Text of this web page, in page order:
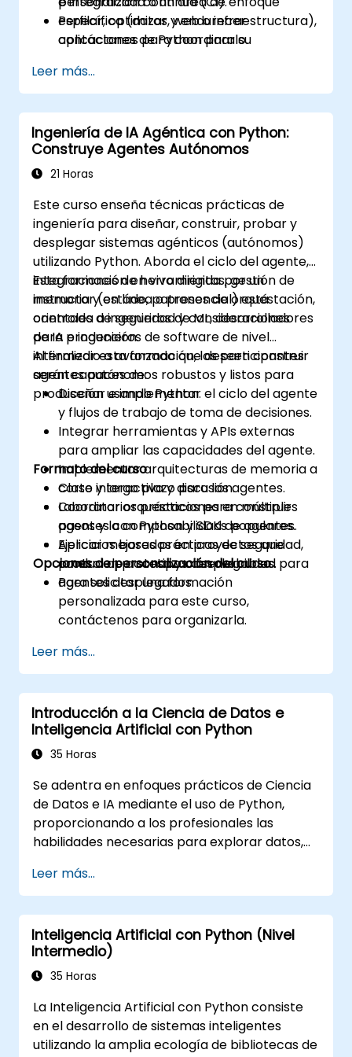
Perfilar, optimizar y endurecer
aplicaciones de Python para su
Empaquetar, distribuir e implementar
proyectos de Python utilizando
herramientas modernas y contenedores.
específica (datos, web o infraestructura),
contáctanos para coordinarlo.
Leer más...
Ingeniería de IA Agéntica con Python:
Construye Agentes Autónomos
21 Horas
Este curso enseña técnicas prácticas de
ingeniería para diseñar, construir, probar y
desplegar sistemas agénticos (autónomos)
utilizando Python. Aborda el ciclo del agente,
integraciones de herramientas, gestión de
memoria y estado, patrones de orquestación,
controles de seguridad y consideraciones
para producción.
Esta formación en vivo dirigida por un
instructor (en línea o presencial) está
orientada a ingenieros de ML, desarrolladores
de IA e ingenieros de software de nivel
intermedio a avanzado que deseen construir
agentes autónomos robustos y listos para
producción usando Python.
Al finalizar esta formación, los participantes
serán capaces de:
Diseñar e implementar el ciclo del agente
y flujos de trabajo de toma de decisiones.
Integrar herramientas y APIs externas
para ampliar las capacidades del agente.
Implementar arquitecturas de memoria a
corto y largo plazo para los agentes.
Coordinar orquestaciones en múltiples
pasos y la composabilidad de agentes.
Aplicar mejores prácticas de seguridad,
control de acceso y observabilidad para
agentes desplegados.
Formato del curso
Clase interactiva y discusión.
Laboratorios prácticos para construir
agentes con Python y SDKs populares.
Ejercicios basados en proyectos que
producen prototipos desplegables.
Opciones de personalización del curso
Para solicitar una formación
personalizada para este curso,
contáctenos para organizarla.
Leer más...
Introducción a la Ciencia de Datos e
Inteligencia Artificial con Python
35 Horas
Se adentra en enfoques prácticos de Ciencia
de Datos e IA mediante el uso de Python,
proporcionando a los profesionales las
habilidades necesarias para explorar datos,
y desplegar aplicaciones impulsadas por
inteligencia artificial en entornos
empresariales. Aborda flujos de trabajo
CRISP-DM, análisis estadístico, aprendizaje
supervisado y no supervisado, aprendizaje
profundo con TensorFlow, procesamiento de
narrativa basada en datos. Es ideal para
principiantes que buscan una certificación en
ciencia de datos con Python y formación
Leer más...
Inteligencia Artificial con Python (Nivel
Intermedio)
35 Horas
La Inteligencia Artificial con Python consiste
en el desarrollo de sistemas inteligentes
utilizando la amplia ecología de bibliotecas de